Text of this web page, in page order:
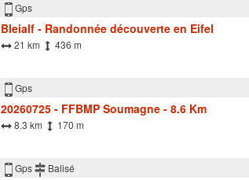
Gps
Bleialf - Randonnée découverte en Eifel
21 km 436 m
Gps
20260725 - FFBMP Soumagne - 8.6 Km
8.3 km 170 m
Gps Balisé